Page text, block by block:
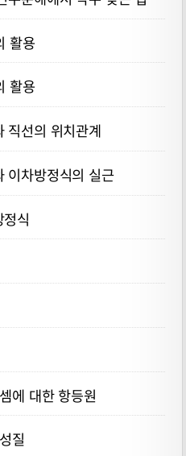
활용
활용
직선의 위치관계
이차방정식의 실근
식
에 대한 항등원
질